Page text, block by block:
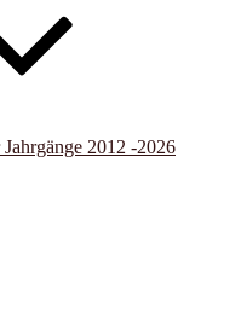
2012 -2026